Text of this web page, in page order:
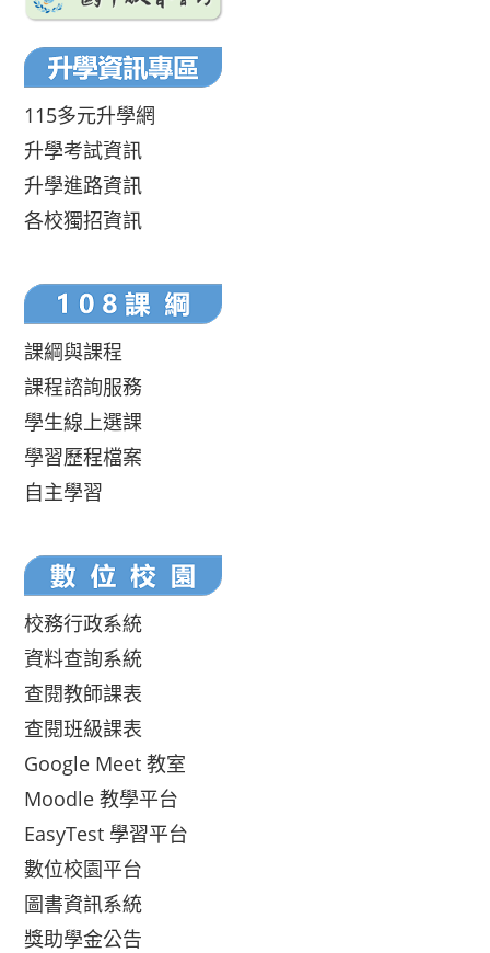
115多元升學網
升學考試資訊
升學進路資訊
各校獨招資訊
課綱與課程
課程諮詢服務
學生線上選課
學習歷程檔案
自主學習
校務行政系統
資料查詢系統
查閱教師課表
查閱班級課表
Google Meet 教室
Moodle 教學平台
EasyTest 學習平台
數位校園平台
圖書資訊系統
獎助學金公告